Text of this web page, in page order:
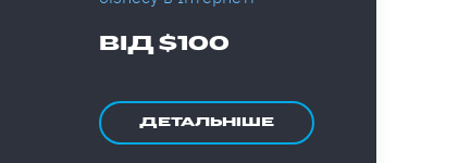
ВІД $100
ДЕТАЛЬНІШЕ